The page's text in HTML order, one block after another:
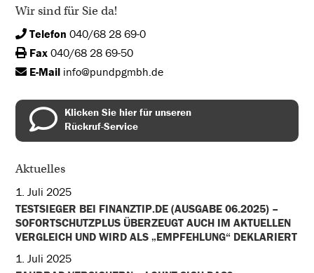
Wir sind für Sie da!
Telefon 040/68 28 69-0
Fax 040/68 28 69-50
E-Mail info@pundpgmbh.de
Klicken Sie hier für unseren
Rückruf-Service
Aktuelles
1. Juli 2025
TESTSIEGER BEI FINANZTIP.DE (AUSGABE 06.2025) –
SOFORTSCHUTZPLUS ÜBERZEUGT AUCH IM AKTUELLEN
VERGLEICH UND WIRD ALS „EMPFEHLUNG“ DEKLARIERT
1. Juli 2025